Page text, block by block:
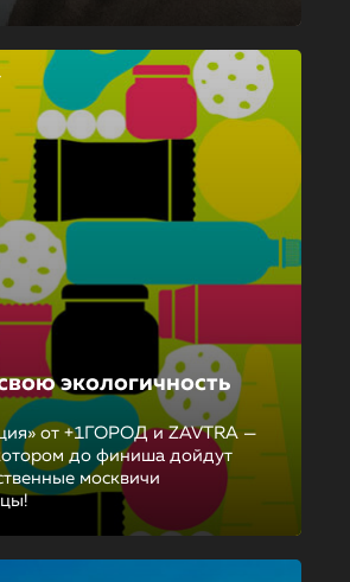
экологичность
от +1ГОРОД и ZAVTRA —
до финиша дойдут
москвичи